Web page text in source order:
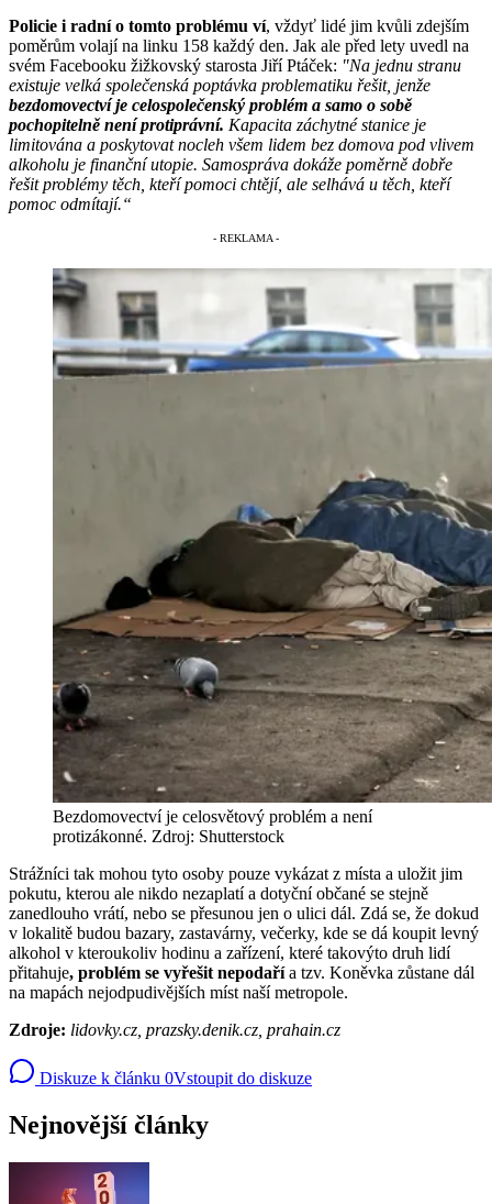
Policie i radní o tomto problému ví, vždyť lidé jim kvůli zdejším
poměrům volají na linku 158 každý den. Jak ale před lety uvedl na
svém Facebooku žižkovský starosta Jiří Ptáček: "Na jednu stranu
existuje velká společenská poptávka problematiku řešit, jenže
bezdomovectví je celospolečenský problém a samo o sobě
pochopitelně není protiprávní. Kapacita záchytné stanice je
limitována a poskytovat nocleh všem lidem bez domova pod vlivem
alkoholu je finanční utopie. Samospráva dokáže poměrně dobře
řešit problémy těch, kteří pomoci chtějí, ale selhává u těch, kteří
pomoc odmítají.“
Bezdomovectví je celosvětový problém a není
protizákonné. Zdroj: Shutterstock
Strážníci tak mohou tyto osoby pouze vykázat z místa a uložit jim
pokutu, kterou ale nikdo nezaplatí a dotyční občané se stejně
zanedlouho vrátí, nebo se přesunou jen o ulici dál. Zdá se, že dokud
v lokalitě budou bazary, zastavárny, večerky, kde se dá koupit levný
alkohol v kteroukoliv hodinu a zařízení, které takovýto druh lidí
přitahuje, problém se vyřešit nepodařía tzv. Koněvka zůstane dál
na mapách nejodpudivějších míst naší metropole.
Zdroje: lidovky.cz, prazsky.denik.cz, prahain.cz
Diskuze k článku 0Vstoupit do diskuze
Nejnovější články